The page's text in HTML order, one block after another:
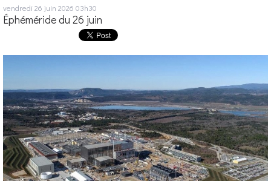
vendredi 26 juin 2026 03h30
Éphéméride du 26 juin